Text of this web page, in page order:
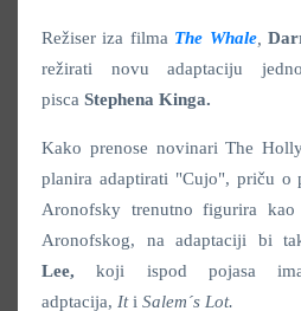
Režiser iza filma The Whale,
režirati novu adaptaciju
pisca Stephena Kinga.
Kako prenose novinari The
planira adaptirati "Cujo", priču o
Aronofsky trenutno figurira
Aronofskog, na adaptaciji bi
Lee,koji ispod pojasa
adptacija, Iti Salem´s Lot.